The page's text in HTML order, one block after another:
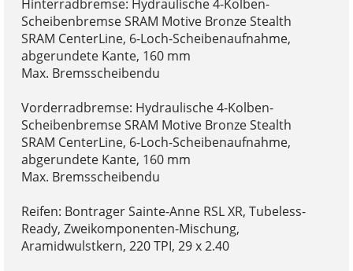
Hinterradbremse: Hydraulische 4-Kolben-
Scheibenbremse SRAM Motive Bronze Stealth
SRAM CenterLine, 6-Loch-Scheibenaufnahme,
abgerundete Kante, 160 mm
Max. Bremsscheibendu
Vorderradbremse: Hydraulische 4-Kolben-
Scheibenbremse SRAM Motive Bronze Stealth
SRAM CenterLine, 6-Loch-Scheibenaufnahme,
abgerundete Kante, 160 mm
Max. Bremsscheibendu
Reifen: Bontrager Sainte-Anne RSL XR, Tubeless-
Ready, Zweikomponenten-Mischung,
Aramidwulstkern, 220 TPI, 29 x 2.40